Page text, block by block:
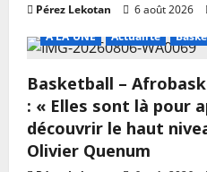
Pérez Lekotan 6 août 2026
A LA UNE
Actualité
Basketball –
: « Elles sont là pour
découvrir le haut
Olivier Quenum